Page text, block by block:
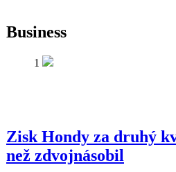
Business
1
Zisk Hondy za druhý
než zdvojnásobil